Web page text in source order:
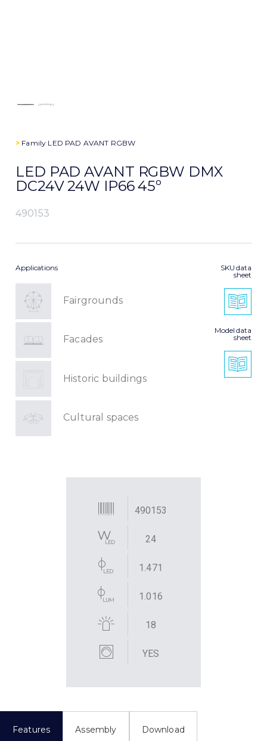
> Family LED PAD AVANT RGBW
LED PAD AVANT RGBW DMX
DC24V 24W IP66 45º
490153
Applications
Fairgrounds
Facades
Historic buildings
Cultural spaces
SKU data
sheet
Model data
sheet
490153
24
1.471
1.016
18
YES
Features Assembly Download